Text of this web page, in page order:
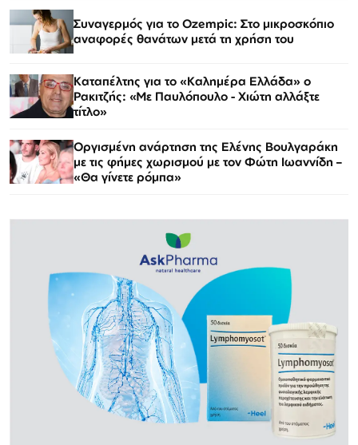
Συναγερμός για το Ozempic: Στο μικροσκόπιο
αναφορές θανάτων μετά τη χρήση του
Καταπέλτης για το «Καλημέρα Ελλάδα» ο
Ρακιτζής: «Με Παυλόπουλο - Χιώτη αλλάξτε
τίτλο»
Οργισμένη ανάρτηση της Ελένης Βουλγαράκη
με τις φήμες χωρισμού με τον Φώτη Ιωαννίδη –
«Θα γίνετε ρόμπα»